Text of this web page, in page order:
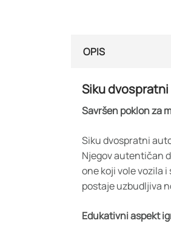
OPIS
Siku
Savršen poklon za
Siku dvospratni
Njegov autentičan
one koji vole vozila
postaje uzbudljiva
Edukativni aspekt